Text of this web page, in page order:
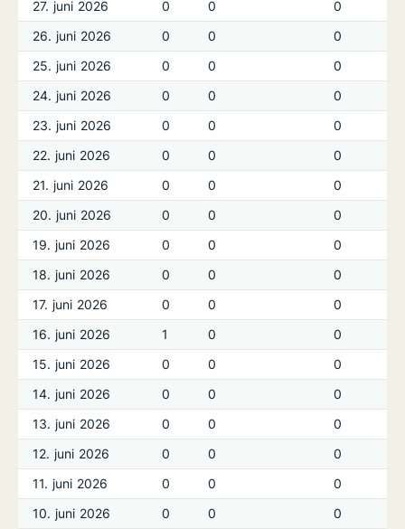
27. juni 2026 0 0
0
26. juni 2026
0 0
0
25. juni 2026
0 0
0
24. juni 2026
0 0
0
23. juni 2026
0 0
0
22. juni 2026
0 0
0
21. juni 2026
0 0
0
20. juni 2026
0 0
0
19. juni 2026
0 0
0
18. juni 2026
0 0
0
17. juni 2026
0 0
0
16. juni 2026
1 0
0
15. juni 2026
0 0
0
14. juni 2026
0 0
0
13. juni 2026
0 0
0
12. juni 2026
0 0
0
11. juni 2026
0 0
0
10. juni 2026
0 0
0